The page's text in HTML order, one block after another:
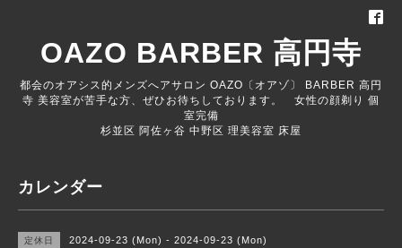
OAZO BARBER 高円寺
都会のオアシス的メンズへアサロン OAZO〔オアゾ〕 BARBER 高円
寺 美容室が苦手な方、ぜひお待ちしております。 女性の顔剃り 個
室完備
杉並区 阿佐ヶ谷 中野区 理美容室 床屋
カレンダー
定休日 2024-09-23 (Mon) - 2024-09-23 (Mon)